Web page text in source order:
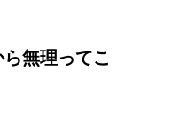
ら無理ってこ